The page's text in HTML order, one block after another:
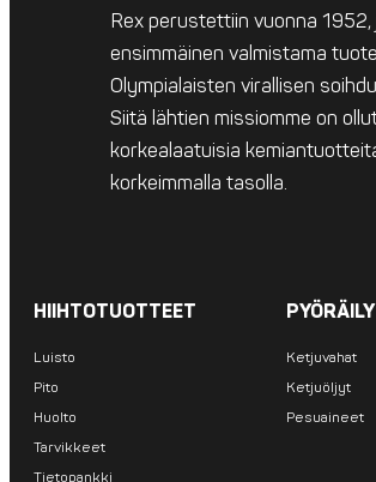
Rex perustettiin vuonna
ensimmäinen valmistama
Olympialaisten virallisen
Siitä lähtien missiomme on
korkealaatuisia
korkeimmalla tasolla.
HIIHTOTUOTTEET
Luisto
Pito
Huolto
Tarvikkeet
Tietopankki
PYÖRÄILY
Ketjuvahat
Ketjuöljyt
Pesuaineet